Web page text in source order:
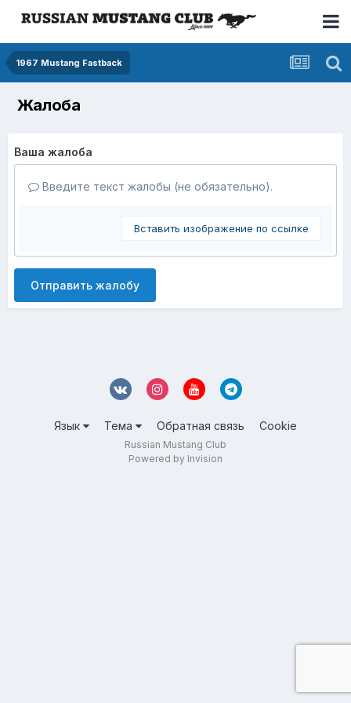
1967 Mustang Fastback
Жалоба
Ваша жалоба
Введите текст жалобы (не обязательно).
Вставить изображение по ссылке
Отправить жалобу
Язык Тема Обратная связь Cookie
Russian Mustang Club
Powered by Invision